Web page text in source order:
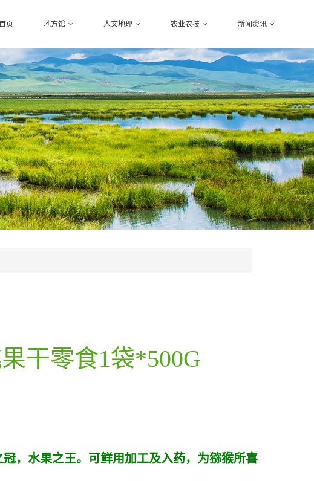
页 地方馆
陕西馆
甘肃馆
宁夏馆
青海馆
新疆馆
人文地理
陕西
甘肃
宁夏
青海
新疆
路线
小吃
农业农技
蔬菜种植
水果瓜果
花草苗木
家禽畜牧
五谷粮食
经济作物
农资农机
新闻资讯
三农政策
关于我们
干零食1袋*500G
，水果之王。可鲜用加工及入药，为猕猴所喜